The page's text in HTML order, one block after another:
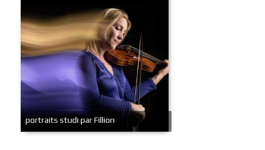
portraits studi par Fillion